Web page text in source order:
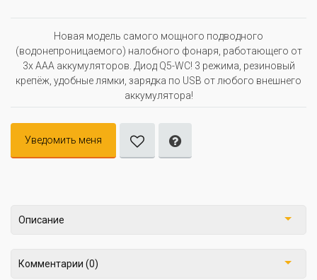
Новая модель самого мощного подводного
(водонепроницаемого) налобного фонаря, работающего от
3х ААА аккумуляторов. Диод Q5-WC! 3 режима, резиновый
крепёж, удобные лямки, зарядка по USB от любого внешнего
аккумулятора!
Уведомить меня
Описание
Комментарии (0)